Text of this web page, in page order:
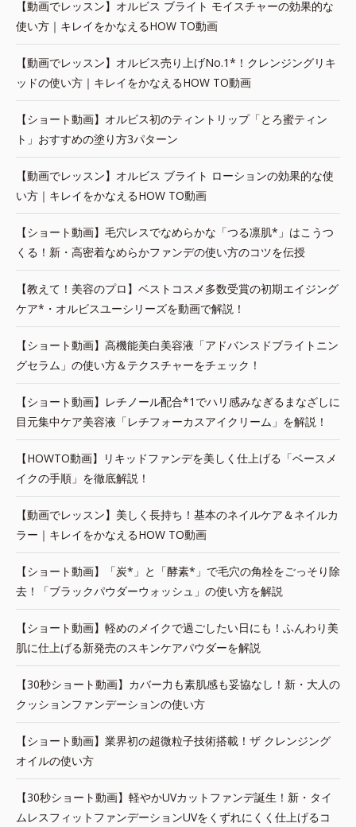
【動画でレッスン】オルビス ブライト モイスチャーの効果的な
使い方｜キレイをかなえるHOW TO動画
【動画でレッスン】オルビス売り上げNo.1*！クレンジングリキ
ッドの使い方｜キレイをかなえるHOW TO動画
【ショート動画】オルビス初のティントリップ「とろ蜜ティン
ト」おすすめの塗り方3パターン
【動画でレッスン】オルビス ブライト ローションの効果的な使
い方｜キレイをかなえるHOW TO動画
【ショート動画】毛穴レスでなめらかな「つる凛肌*」はこうつ
くる！新・高密着なめらかファンデの使い方のコツを伝授
【教えて！美容のプロ】ベストコスメ多数受賞の初期エイジング
ケア*・オルビスユーシリーズを動画で解説！
【ショート動画】高機能美白美容液「アドバンスドブライトニン
グセラム」の使い方＆テクスチャーをチェック！
【ショート動画】レチノール配合*1でハリ感みなぎるまなざしに
目元集中ケア美容液「レチフォーカスアイクリーム」を解説！
【HOWTO動画】リキッドファンデを美しく仕上げる「ベースメ
イクの手順」を徹底解説！
【動画でレッスン】美しく長持ち！基本のネイルケア＆ネイルカ
ラー｜キレイをかなえるHOW TO動画
【ショート動画】「炭*」と「酵素*」で毛穴の角栓をごっそり除
去！「ブラックパウダーウォッシュ」の使い方を解説
【ショート動画】軽めのメイクで過ごしたい日にも！ふんわり美
肌に仕上げる新発売のスキンケアパウダーを解説
【30秒ショート動画】カバー力も素肌感も妥協なし！新・大人の
クッションファンデーションの使い方
【ショート動画】業界初の超微粒子技術搭載！ザ クレンジング
オイルの使い方
【30秒ショート動画】軽やかUVカットファンデ誕生！新・タイ
ムレスフィットファンデーションUVをくずれにくく仕上げるコ